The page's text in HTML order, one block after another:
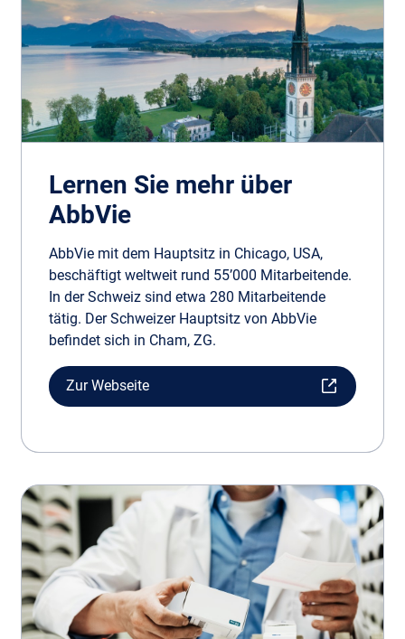
Lernen Sie mehr über
AbbVie
AbbVie mit dem Hauptsitz in Chicago, USA,
beschäftigt weltweit rund 55’000 Mitarbeitende.
In der Schweiz sind etwa 280 Mitarbeitende
tätig. Der Schweizer Hauptsitz von AbbVie
befindet sich in Cham, ZG.
Zur Webseite